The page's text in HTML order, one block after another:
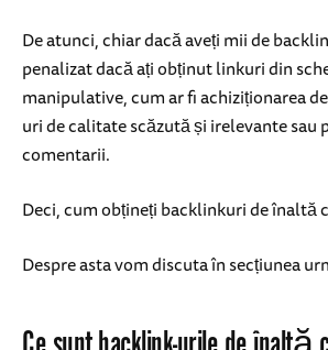
De atunci, chiar dacă aveți mii de
penalizat dacă ați obținut linkuri din
manipulative, cum ar fi achiziționarea
uri de calitate scăzută și irelevante sau
comentarii.
Deci, cum obțineți backlinkuri de înaltă
Despre asta vom discuta în secțiunea